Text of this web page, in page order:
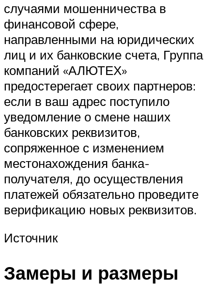
случаями мошенничества в
финансовой сфере,
направленными на юридических
лиц и их банковские счета, Группа
компаний «АЛЮТЕХ»
предостерегает своих партнеров:
если в ваш адрес поступило
уведомление о смене наших
банковских реквизитов,
сопряженное с изменением
местонахождения банка-
получателя, до осуществления
платежей обязательно проведите
верификацию новых реквизитов.
Источник
Замеры и размеры